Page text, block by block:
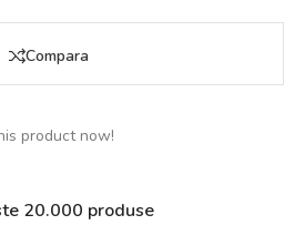
Compara
product now!
20.000 produse